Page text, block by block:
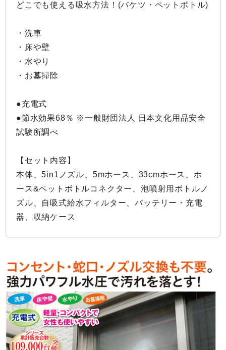
どこでも使える吸水方法！(バケツ・ペットボトル)
・洗車
・床や壁
・水やり
・お墓掃除
●充電式
●節水効果68％ ※一般財団法人 日本文化用品安全
試験所調べ
【セット内容】
本体、5in1ノズル、5mホース、33cmホース、ホ
ース&ペットボトルコネクター、泡噴射用ボトルノ
ズル、自吸式給水フィルター、バッテリー・充電
器、収納ケース